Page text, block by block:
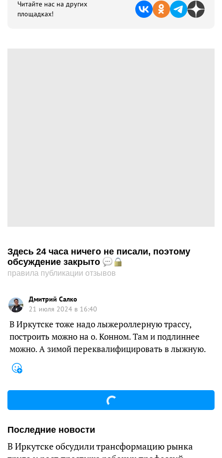
Читайте нас на других
площадках!
Здесь 24 часа ничего не писали, поэтому
обсуждение закрыто
правила публикации отзывов
Дмитрий Салко
21 июля 2024 в 16:40
В Иркутске тоже надо лыжероллерную трассу,
построить можно на о. Конном. Там и подлиннее
можно. А зимой переквалифицировать в лыжную.
Последние новости
В Иркутске обсудили трансформацию рынка